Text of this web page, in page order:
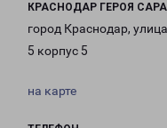
КРАСНОДАР ГЕРОЯ
город Краснодар,
5 корпус 5
на карте